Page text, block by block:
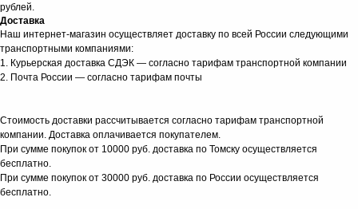
рублей.
Доставка
Наш интернет-магазин осуществляет доставку по всей России следующими
транспортными компаниями:
1. Курьерская доставка СДЭК — согласно тарифам транспортной компании
2. Почта России — согласно тарифам почты
Стоимость доставки рассчитывается согласно тарифам транспортной
компании. Доставка оплачивается покупателем.
При сумме покупок от 10000 руб. доставка по Томску осуществляется
бесплатно.
При сумме покупок от 30000 руб. доставка по России осуществляется
бесплатно.